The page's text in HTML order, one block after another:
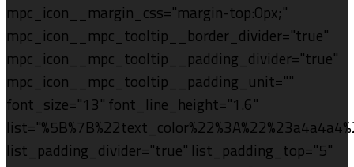
mpc_icon__margin_css="margin-top:0px;"
mpc_icon__mpc_tooltip__border_divider="true"
mpc_icon__mpc_tooltip__padding_divider="true"
mpc_icon__mpc_tooltip__padding_unit=""
font_size="13" font_line_height="1.6"
list_padding_divider="true" list_padding_top="5"